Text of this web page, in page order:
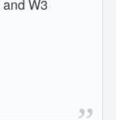
W3